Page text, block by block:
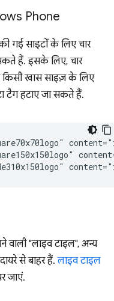
Phone
गई साइटों के लिए चार
हैं. इसके लिए, चार
खास साइज़ के लिए
टैग हटाए जा सकते हैं.
वाली "लाइव टाइल", अन्य
से बाहर हैं.लाइव टाइल
जाएं.